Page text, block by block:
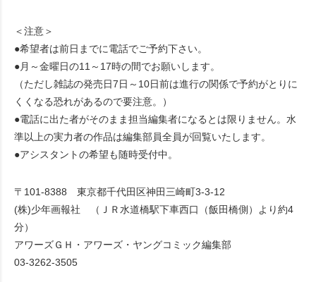
＜注意＞
●希望者は前日までに電話でご予約下さい。
●月～金曜日の11～17時の間でお願いします。
（ただし雑誌の発売日7日～10日前は進行の関係で予約がとりに
くくなる恐れがあるので要注意。）
●電話に出た者がそのまま担当編集者になるとは限りません。水
準以上の実力者の作品は編集部員全員が回覧いたします。
●アシスタントの希望も随時受付中。
〒101-8388 東京都千代田区神田三崎町3-3-12
(株)少年画報社 （ＪＲ水道橋駅下車西口（飯田橋側）より約4
分）
アワーズＧＨ・アワーズ・ヤングコミック編集部
03-3262-3505